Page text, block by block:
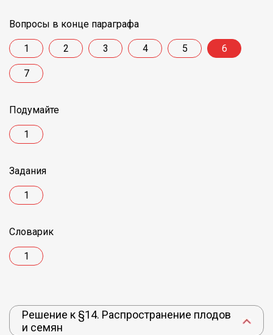
Вопросы в конце параграфа
1 2 3 4 5 6
7
Подумайте
1
Задания
1
Словарик
1
Решение к §14. Распространение плодов
и семян